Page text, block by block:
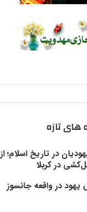
های تازه
در تاریخ اسلام؛ از
در کربلا
در واقعه جانسوز